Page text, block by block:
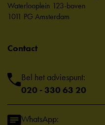
Waterlooplein 123-boven
1011 PG Amsterdam
Contact
Bel het adviespunt:
020 - 330 63 20
WhatsApp: